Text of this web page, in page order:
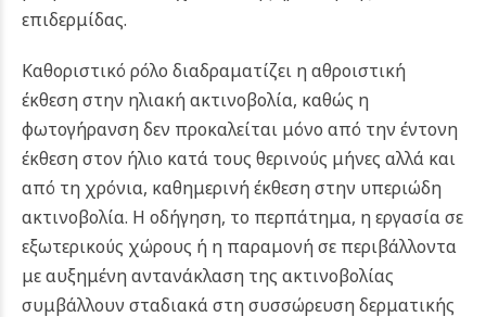
επιδερμίδας.
Καθοριστικό ρόλο διαδραματίζει η αθροιστική
έκθεση στην ηλιακή ακτινοβολία, καθώς η
φωτογήρανση δεν προκαλείται μόνο από την έντονη
έκθεση στον ήλιο κατά τους θερινούς μήνες αλλά και
από τη χρόνια, καθημερινή έκθεση στην υπεριώδη
ακτινοβολία. Η οδήγηση, το περπάτημα, η εργασία σε
εξωτερικούς χώρους ή η παραμονή σε περιβάλλοντα
με αυξημένη αντανάκλαση της ακτινοβολίας
συμβάλλουν σταδιακά στη συσσώρευση δερματικής